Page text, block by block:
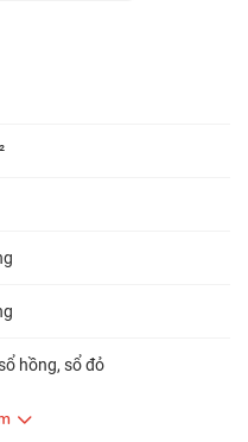
hồng, sổ đỏ